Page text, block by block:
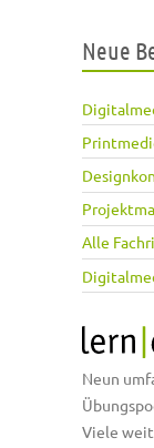
Neue
Alle
Neun
Viele